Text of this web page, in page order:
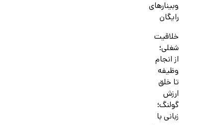
وبینارهای
رایگان
خلاقیت
شغلی؛
از انجام
وظیفه
تا خلق
ارزش
گولنگ؛
زبانی با